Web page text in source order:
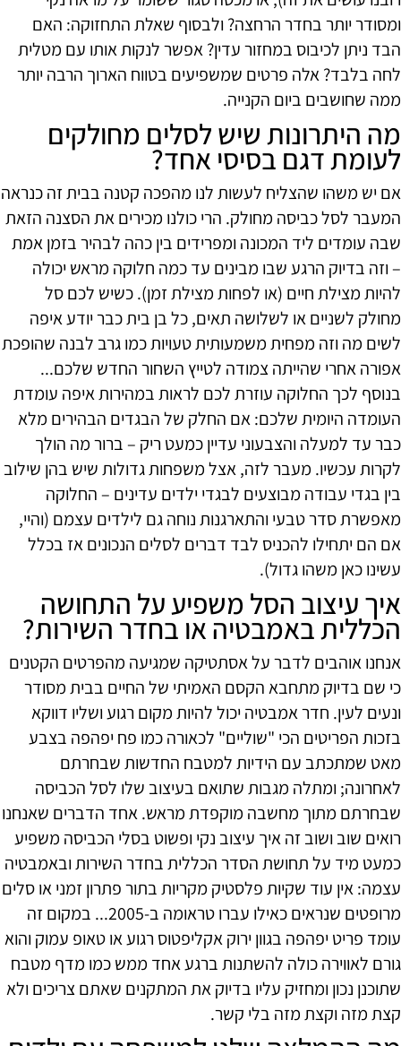
ומסודר יותר בחדר הרחצה? ולבסוף שאלת התחזוקה: האם
הבד ניתן לכיבוס במחזור עדין? אפשר לנקות אותו עם מטלית
לחה בלבד? אלה פרטים שמשפיעים בטווח הארוך הרבה יותר
ממה שחושבים ביום הקנייה.
מה היתרונות שיש לסלים מחולקים
לעומת דגם בסיסי אחד?
אם יש משהו שהצליח לעשות לנו מהפכה קטנה בבית זה כנראה
המעבר לסל כביסה מחולק. הרי כולנו מכירים את הסצנה הזאת
שבה עומדים ליד המכונה ומפרידים בין כהה לבהיר בזמן אמת
– וזה בדיוק הרגע שבו מבינים עד כמה חלוקה מראש יכולה
להיות מצילת חיים (או לפחות מצילת זמן). כשיש לכם סל
מחולק לשניים או לשלושה תאים, כל בן בית כבר יודע איפה
לשים מה וזה מפחית משמעותית טעויות כמו גרב לבנה שהופכת
אפורה אחרי שהייתה צמודה לטייץ השחור החדש שלכם...
בנוסף לכך החלוקה עוזרת לכם לראות במהירות איפה עומדת
העומדה היומית שלכם: אם החלק של הבגדים הבהירים מלא
כבר עד למעלה והצבעוני עדיין כמעט ריק – ברור מה הולך
לקרות עכשיו. מעבר לזה, אצל משפחות גדולות שיש בהן שילוב
בין בגדי עבודה מבוצעים לבגדי ילדים עדינים – החלוקה
מאפשרת סדר טבעי והתארגנות נוחה גם לילדים עצמם (והיי,
אם הם יתחילו להכניס לבד דברים לסלים הנכונים אז בכלל
עשינו כאן משהו גדול).
איך עיצוב הסל משפיע על התחושה
הכללית באמבטיה או בחדר השירות?
אנחנו אוהבים לדבר על אסתטיקה שמגיעה מהפרטים הקטנים
כי שם בדיוק מתחבא הקסם האמיתי של החיים בבית מסודר
ונעים לעין. חדר אמבטיה יכול להיות מקום רגוע ושליו דווקא
בזכות הפריטים הכי "שוליים" לכאורה כמו פח יפהפה בצבע
מאט שמתכתב עם הידיות למטבח החדשות שבחרתם
לאחרונה; ומתלה מגבות שתואם בעיצוב שלו לסל הכביסה
שבחרתם מתוך מחשבה מוקפדת מראש. אחד הדברים שאנחנו
רואים שוב ושוב זה איך עיצוב נקי ופשוט בסלי הכביסה משפיע
כמעט מיד על תחושת הסדר הכללית בחדר השירות ובאמבטיה
עצמה: אין עוד שקיות פלסטיק מקריות בתור פתרון זמני או סלים
מרופטים שנראים כאילו עברו טראומה ב-2005... במקום זה
עומד פריט יפהפה בגוון ירוק אקליפטוס רגוע או טאופ עמוק והוא
גורם לאווירה כולה להשתנות ברגע אחד ממש כמו מדף מטבח
שתוכנן נכון ומחזיק עליו בדיוק את המתקנים שאתם צריכים ולא
קצת מזה וקצת מזה בלי קשר.